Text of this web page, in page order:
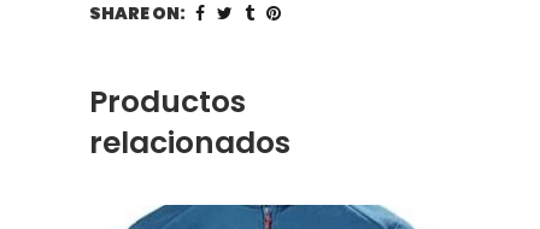
SHARE ON:
Productos
relacionados